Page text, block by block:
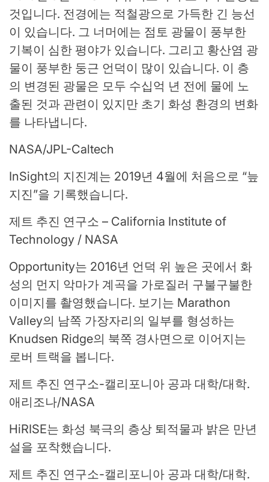
것입니다. 전경에는 적철광으로 가득한 긴 능선
이 있습니다. 그 너머에는 점토 광물이 풍부한
기복이 심한 평야가 있습니다. 그리고 황산염 광
물이 풍부한 둥근 언덕이 많이 있습니다. 이 층
의 변경된 광물은 모두 수십억 년 전에 물에 노
출된 것과 관련이 있지만 초기 화성 환경의 변화
를 나타냅니다.
NASA/JPL-Caltech
InSight의 지진계는 2019년 4월에 처음으로 “늪
지진”을 기록했습니다.
제트 추진 연구소 – California Institute of
Technology / NASA
Opportunity는 2016년 언덕 위 높은 곳에서 화
성의 먼지 악마가 계곡을 가로질러 구불구불한
이미지를 촬영했습니다. 보기는 Marathon
Valley의 남쪽 가장자리의 일부를 형성하는
Knudsen Ridge의 북쪽 경사면으로 이어지는
로버 트랙을 봅니다.
제트 추진 연구소-캘리포니아 공과 대학/대학.
애리조나/NASA
HiRISE는 화성 북극의 층상 퇴적물과 밝은 만년
설을 포착했습니다.
제트 추진 연구소-캘리포니아 공과 대학/대학.